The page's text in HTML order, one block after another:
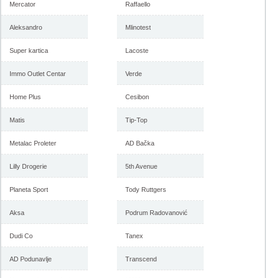
Mercator
Aleksandro
Super kartica
Immo Outlet Centar
Home Plus
Matis
Metalac Proleter
Lilly Drogerie
Planeta Sport
Aksa
Dudi Co
AD Podunavlje
Raffaello
Mlinotest
Lacoste
Verde
Cesibon
Tip-Top
AD Bačka
5th Avenue
Tody Ruttgers
Podrum Radovanović
Tanex
Transcend